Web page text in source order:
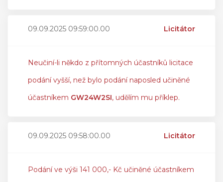
09.09.2025 09:59:00.00 Licitátor
Neučiní-li někdo z přítomných účastníků licitace
podání vyšší, než bylo podání naposled učiněné
účastníkem GW24W2SI, udělím mu příklep.
09.09.2025 09:58:00.00 Licitátor
Podání ve výši 141 000,- Kč učiněné účastníkem